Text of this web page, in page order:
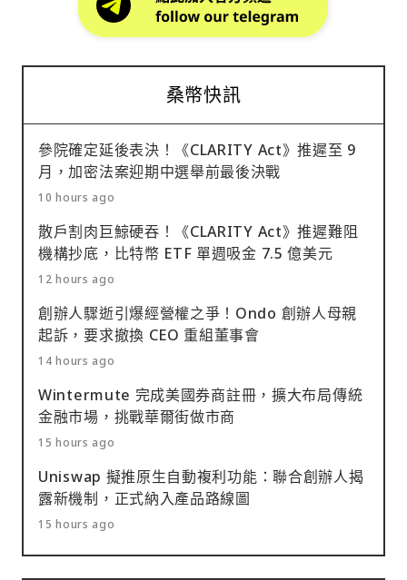
桑幣快訊
參院確定延後表決！《CLARITY Act》推遲至 9
月，加密法案迎期中選舉前最後決戰
10 hours ago
散戶割肉巨鯨硬吞！《CLARITY Act》推遲難阻
機構抄底，比特幣 ETF 單週吸金 7.5 億美元
12 hours ago
創辦人驟逝引爆經營權之爭！Ondo 創辦人母親
起訴，要求撤換 CEO 重組董事會
14 hours ago
Wintermute 完成美國券商註冊，擴大布局傳統
金融市場，挑戰華爾街做市商
15 hours ago
Uniswap 擬推原生自動複利功能：聯合創辦人揭
露新機制，正式納入產品路線圖
15 hours ago